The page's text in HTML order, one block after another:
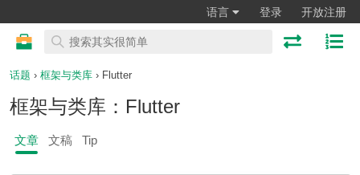
语言 登录 开放注册
话题 › 框架与类库 › Flutter
框架与类库：Flutter
文章 文稿 Tip